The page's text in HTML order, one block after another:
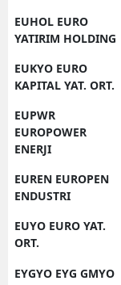
EUHOL EURO
YATIRIM HOLDING
EUKYO EURO
KAPITAL YAT. ORT.
EUPWR
EUROPOWER
ENERJI
EUREN EUROPEN
ENDUSTRI
EUYO EURO YAT.
ORT.
EYGYO EYG GMYO